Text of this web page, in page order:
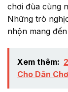
chơi đùa cùng
Những trò
nhộn mang
Xem thêm:
Cho Dân